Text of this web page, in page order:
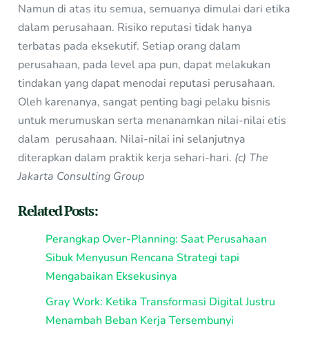
Namun di atas itu semua, semuanya dimulai dari etika
dalam perusahaan. Risiko reputasi tidak hanya
terbatas pada eksekutif. Setiap orang dalam
perusahaan, pada level apa pun, dapat melakukan
tindakan yang dapat menodai reputasi perusahaan.
Oleh karenanya, sangat penting bagi pelaku bisnis
untuk merumuskan serta menanamkan nilai-nilai etis
dalam perusahaan. Nilai-nilai ini selanjutnya
diterapkan dalam praktik kerja sehari-hari. (c) The
Jakarta Consulting Group
Related Posts:
Perangkap Over-Planning: Saat Perusahaan
Sibuk Menyusun Rencana Strategi tapi
Mengabaikan Eksekusinya
Gray Work: Ketika Transformasi Digital Justru
Menambah Beban Kerja Tersembunyi